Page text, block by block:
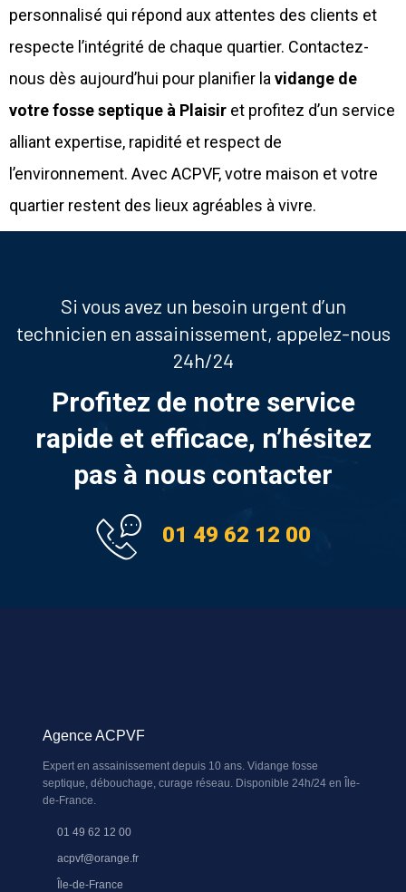
personnalisé qui répond aux attentes des clients et
respecte l’intégrité de chaque quartier. Contactez-
nous dès aujourd’hui pour planifier la vidange de
votre fosse septique à Plaisir et profitez d’un service
alliant expertise, rapidité et respect de
l’environnement. Avec ACPVF, votre maison et votre
quartier restent des lieux agréables à vivre.
Si vous avez un besoin urgent d’un
technicien en assainissement, appelez-nous
24h/24
Profitez de notre service
rapide et efficace, n’hésitez
pas à nous contacter
01 49 62 12 00
Agence ACPVF
Expert en assainissement depuis 10 ans. Vidange fosse
septique, débouchage, curage réseau. Disponible 24h/24 en Île-
de-France.
01 49 62 12 00
acpvf@orange.fr
Île-de-France